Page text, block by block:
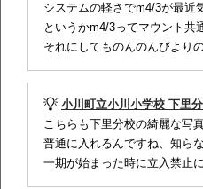
システムの軽さでm4/3が最近
というかm4/3ってマウント共
それにしてものんのんびより
小川町立小川小学校 下里
こちらも下里分校の綺麗な写
普通に入れるんですね、知らな
一期が始まった時に立入禁止